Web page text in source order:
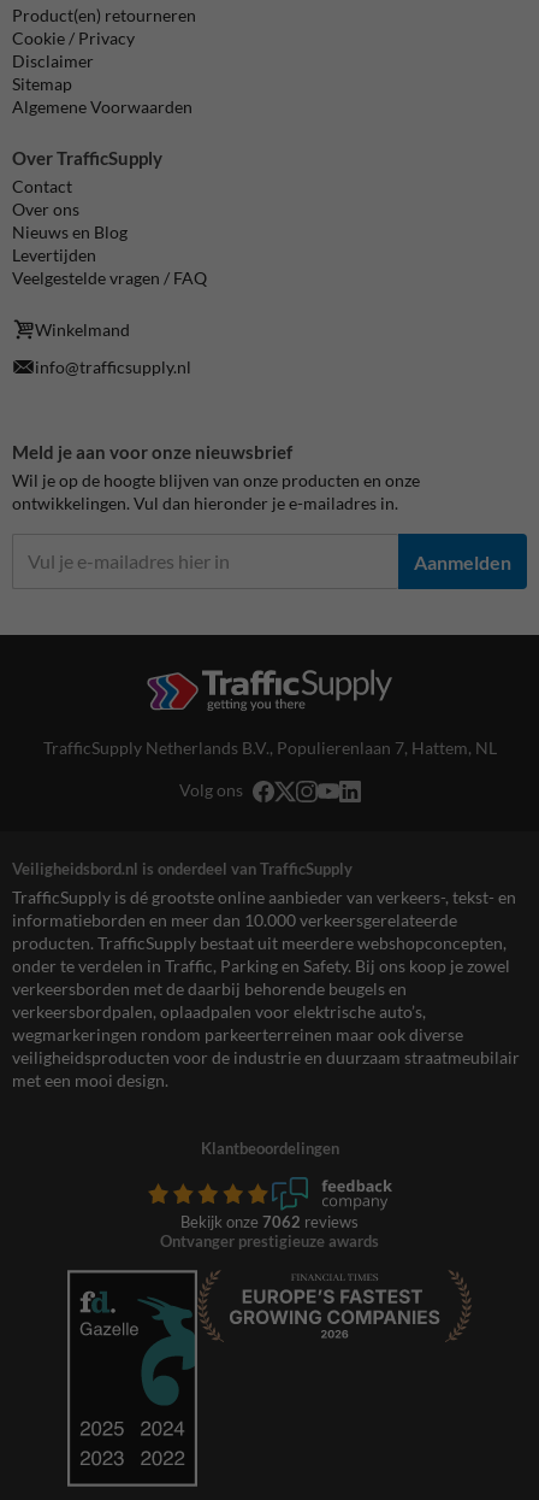
Product(en) retourneren
Cookie / Privacy
Disclaimer
Sitemap
Algemene Voorwaarden
Over TrafficSupply
Contact
Over ons
Nieuws en Blog
Levertijden
Veelgestelde vragen / FAQ
Winkelmand
info@trafficsupply.nl
Meld je aan voor onze nieuwsbrief
Wil je op de hoogte blijven van onze producten en onze
ontwikkelingen. Vul dan hieronder je e-mailadres in.
Aanmelden
TrafficSupply Netherlands B.V., Populierenlaan 7, Hattem, NL
Volg ons
Veiligheidsbord.nl is onderdeel van TrafficSupply
TrafficSupply is dé grootste online aanbieder van verkeers-, tekst- en
informatieborden en meer dan 10.000 verkeersgerelateerde
producten. TrafficSupply bestaat uit meerdere webshopconcepten,
onder te verdelen in Traffic, Parking en Safety. Bij ons koop je zowel
verkeersborden met de daarbij behorende beugels en
verkeersbordpalen, oplaadpalen voor elektrische auto’s,
wegmarkeringen rondom parkeerterreinen maar ook diverse
veiligheidsproducten voor de industrie en duurzaam straatmeubilair
met een mooi design.
Klantbeoordelingen
Bekijk onze 7062 reviews
Ontvanger prestigieuze awards